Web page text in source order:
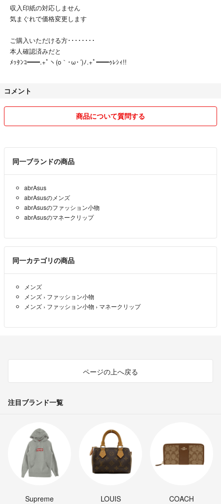
収入印紙の対応しません
気まぐれで価格変更します
ご購入いただける方････････
本人確認済みだと
ﾒｯﾀﾝｺ━━.+ﾟヽ(o｀･ω･´)ﾉ.+ﾟ━━ｩﾚｼｨ!!
コメント
商品について質問する
同一ブランドの商品
abrAsus
abrAsusのメンズ
abrAsusのファッション小物
abrAsusのマネークリップ
同一カテゴリの商品
メンズ
メンズ › ファッション小物
メンズ › ファッション小物 › マネークリップ
ページの上へ戻る
注目ブランド一覧
Supreme
LOUIS
COACH